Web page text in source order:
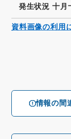
情報の間
発生状況 十月
資料画像の利用